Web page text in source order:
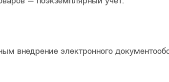
внедрение электронного